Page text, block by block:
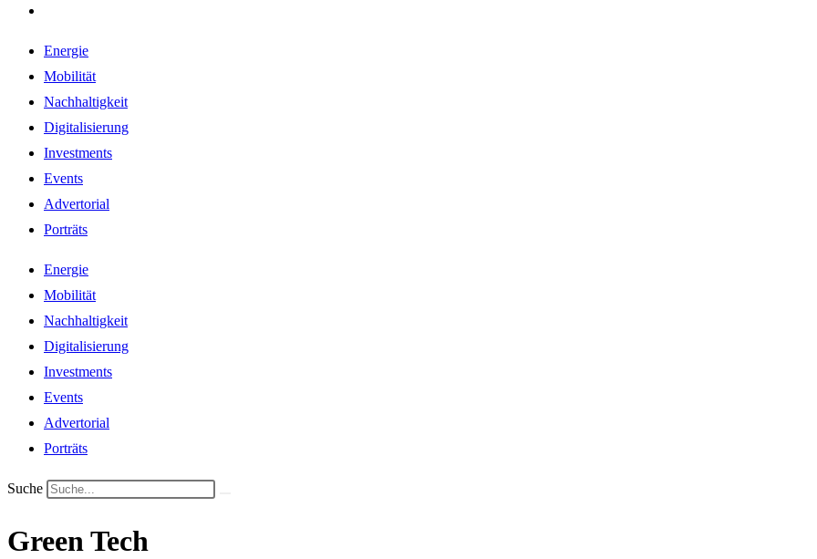
Energie
Mobilität
Nachhaltigkeit
Digitalisierung
Investments
Events
Advertorial
Porträts
Energie
Mobilität
Nachhaltigkeit
Digitalisierung
Investments
Events
Advertorial
Porträts
Suche
Green Tech